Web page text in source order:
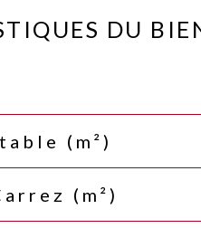
DU
(m²)
(m²)